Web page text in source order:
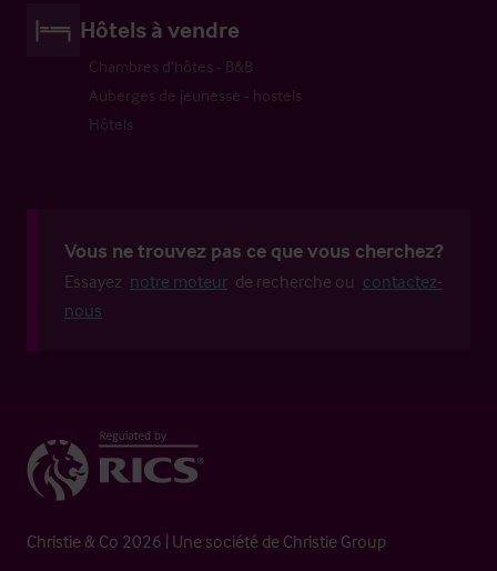
Hôtels à vendre
Chambres d’hôtes - B&B
Auberges de jeunesse - hostels
Hôtels
Vous ne trouvez pas ce que vous cherchez?
Essayez notre moteur de recherche ou contactez-
nous
Christie & Co 2026 | Une société de Christie Group